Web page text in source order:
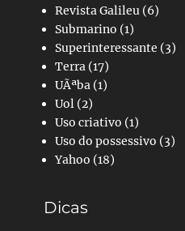
Revista Galileu (6)
Submarino (1)
Superinteressante (3)
Terra (17)
UÃªba (1)
Uol (2)
Uso criativo (1)
Uso do possessivo (3)
Yahoo (18)
Dicas